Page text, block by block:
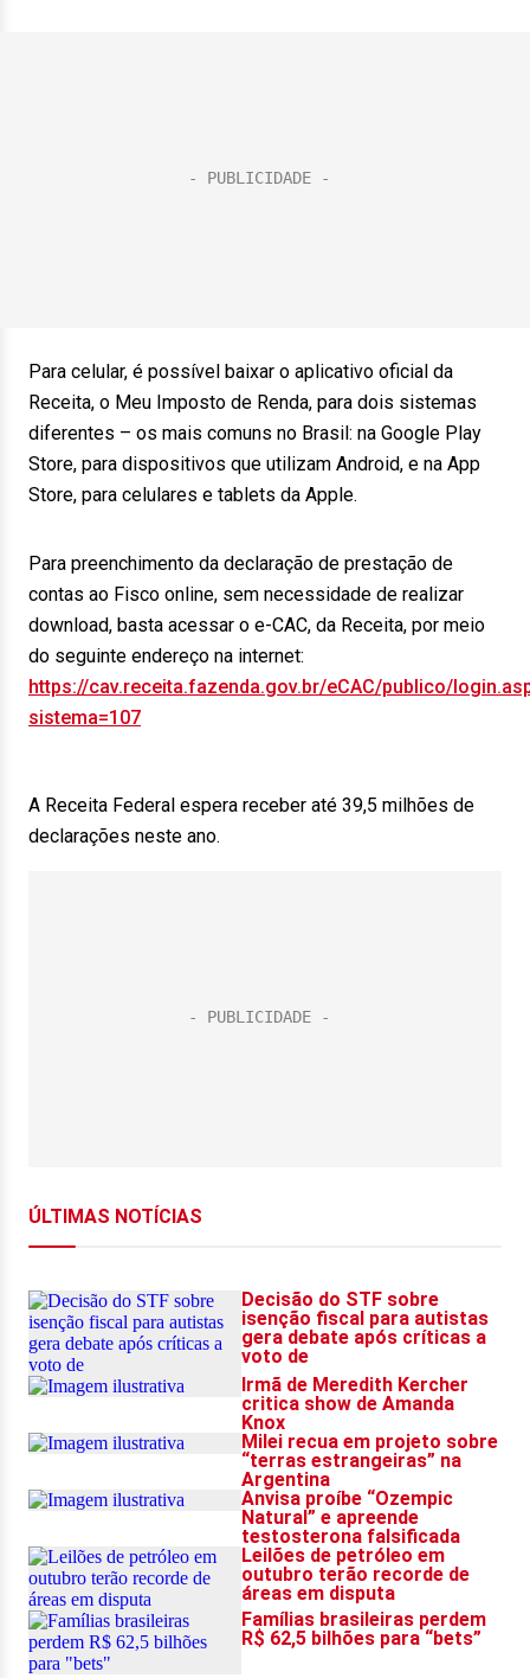
Para celular, é possível baixar o aplicativo oficial da
Receita, o Meu Imposto de Renda, para dois sistemas
diferentes – os mais comuns no Brasil: na Google Play
Store, para dispositivos que utilizam Android, e na App
Store, para celulares e tablets da Apple.
Para preenchimento da declaração de prestação de
contas ao Fisco online, sem necessidade de realizar
download, basta acessar o e-CAC, da Receita, por meio
do seguinte endereço na internet:
https://cav.receita.fazenda.gov.br/eCAC/publico/
sistema=107
A Receita Federal espera receber até 39,5 milhões de
declarações neste ano.